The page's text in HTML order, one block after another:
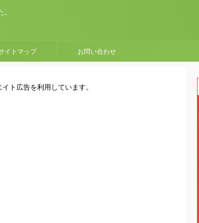
イトマップ お問い合わせ
ト広告を利用しています。